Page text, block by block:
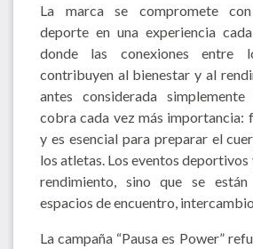
La marca se compromete
deporte en una experiencia
donde las conexiones entre
contribuyen al bienestar y al
antes considerada simplemente
cobra cada vez más importancia:
y es esencial para preparar el
los atletas. Los eventos deportivos
rendimiento, sino que se
espacios de encuentro,
La campaña “Pausa es Power”